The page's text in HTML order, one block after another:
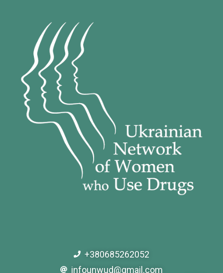
+380685262052
infounwud@gmail.com